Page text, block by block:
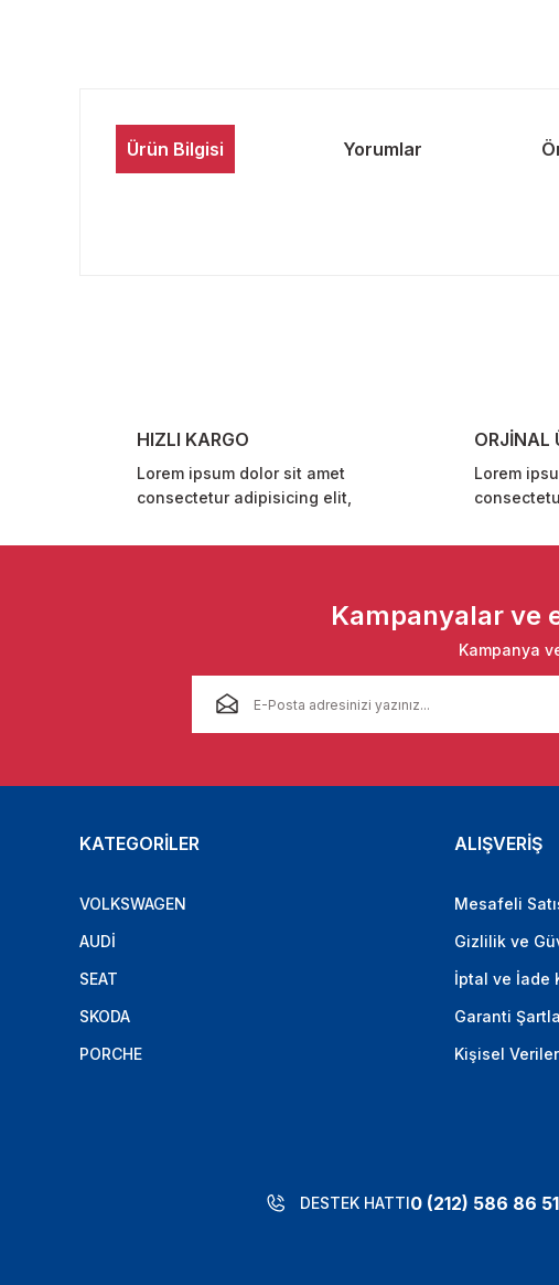
Ürün Bilgisi Yorumlar
Bu ürüne benzer farklı alternatifler olmalı.
HIZLI KARGO
Lorem ipsum dolor sit amet
consectetur adipisicing elit,
ORJİNAL
Lorem
Kampanyalar ve
Kampanya
KATEGORİLER
VOLKSWAGEN
AUDİ
SEAT
SKODA
PORCHE
ALIŞVERİŞ
Mesafeli
Gizlilik ve
İptal ve İade
Garanti
Kişisel
DESTEK HATTI0 (212) 586 86 51